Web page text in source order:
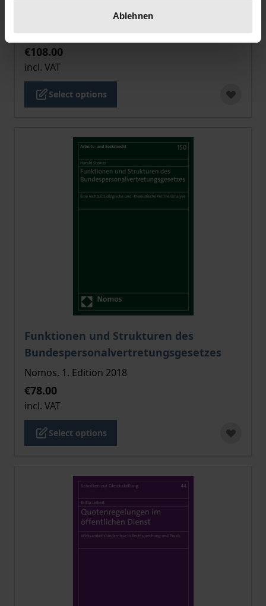
Ablehnen
Nomos, 1. Edition 2019
€108.00
incl. VAT
Select options
Funktionen und Strukturen des
Bundespersonalvertretungsgesetzes
The price depends on the options chosen on the
Nomos, 1. Edition 2018
€78.00
incl. VAT
Select options